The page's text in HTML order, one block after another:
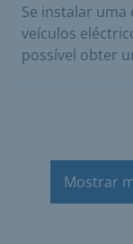
Se instalar
veículos
possível obter
Mostrar